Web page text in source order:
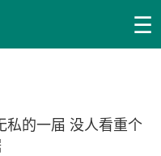
☰
私的一届 没人看重个